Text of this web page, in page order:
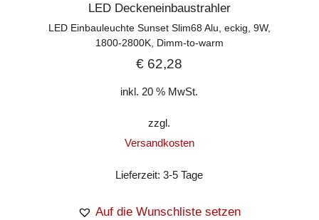
LED Deckeneinbaustrahler
LED Einbauleuchte Sunset Slim68 Alu, eckig, 9W,
1800-2800K, Dimm-to-warm
€ 62,28
inkl. 20 % MwSt.
zzgl.
Versandkosten
Lieferzeit:3-5 Tage
Auf die Wunschliste setzen